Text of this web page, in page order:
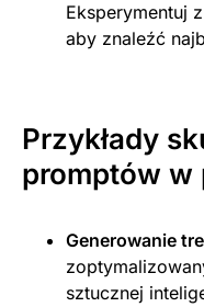
Eksperymentuj
aby znaleźć
Przykłady
promptów w
Generowanie
sztucznej